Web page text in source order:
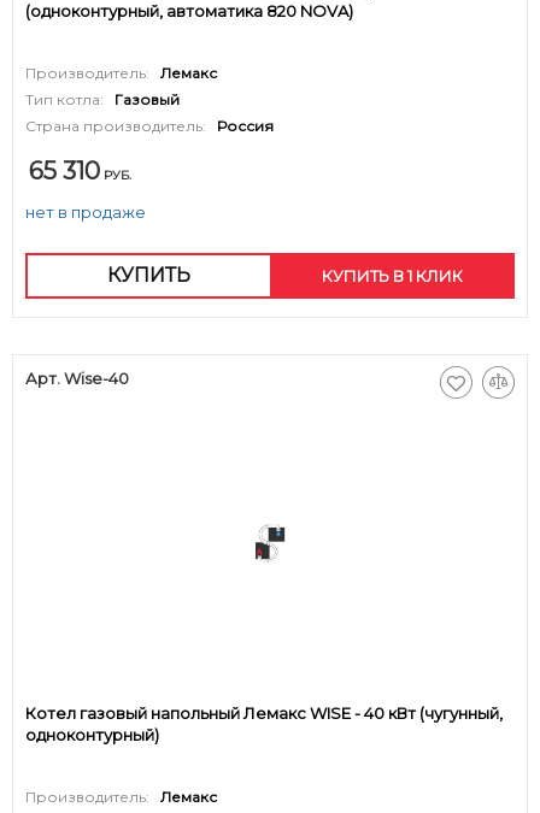
(одноконтурный, автоматика 820 NOVA)
Производитель:
Лемакс
Тип котла:
Газовый
Страна производитель:
Россия
65 310 РУБ.
нет в продаже
КУПИТЬ КУПИТЬ В 1 КЛИК
Арт. Wise-40
Котел газовый напольный Лемакс WISE - 40 кВт (чугунный,
одноконтурный)
Производитель:
Лемакс